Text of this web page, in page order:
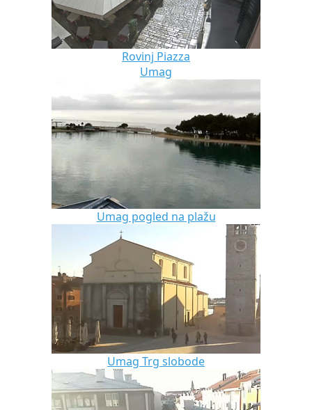
Rovinj Piazza
Umag
Umag pogled na plažu
Umag Trg slobode